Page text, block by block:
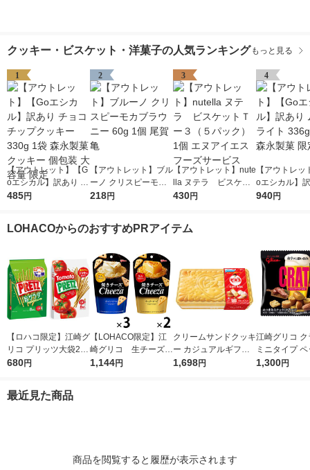
クッキー・ビスケット・洋菓子の人気ランキング もっと見る
1
【アウトレット】【G
oエシカル】訳あり チ
ョコチップクッキー 3
限定
485円
2
【アウトレット】ブル
ーノ クリスピーモカ
ブラウニー 60g 1個
218円
3
【アウトレット】nute
lla ヌテラ ビスケッ
トＴー３（５パック）
430円
4
【アウトレッ
oエシカル】
ーンライト
940円
LOHACOからのおすすめPRアイテム
【ロハコ限定】江崎グ
リコ プリッツ大袋2種
セット（旨サラダ、熟
菓子 おつまみ
680円
【LOHACO限定】江
崎グリコ 生チーズの
チーザ 2種アソートセ
1,144円
クリームサンドクッキ
ー カジュアルギフト
ビスコ GIFTBOX 1
1,698円
江崎グリコ ク
ミニタイプ
ベーコン
1,300円
最近見た商品
商品を閲覧すると履歴が表示されます